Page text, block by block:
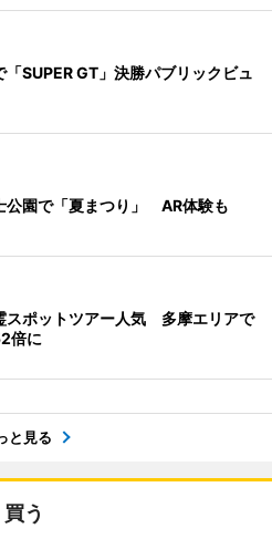
「SUPER GT」決勝パブリックビュ
公園で「夏まつり」 AR体験も
スポットツアー人気 多摩エリアで
倍に
と見る
買う